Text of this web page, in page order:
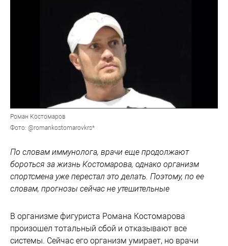
Роман Костомаров
Фото: @romankostomarovkrs*
По словам иммунолога, врачи еще продолжают
бороться за жизнь Костомарова, однако организм
спортсмена уже перестал это делать. Поэтому, по ее
словам, прогнозы сейчас не утешительные
В организме фигуриста Романа Костомарова
произошел тотальный сбой и отказывают все
системы. Сейчас его организм умирает, но врачи